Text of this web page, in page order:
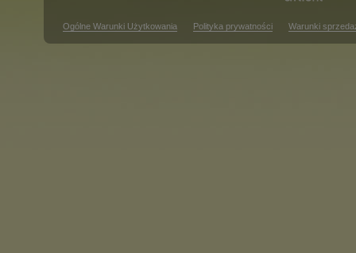
Ogólne Warunki Użytkowania Polityka prywatności Warunki